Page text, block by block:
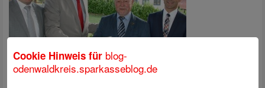
Cookie Hinweis für blog-
odenwaldkreis.sparkasseblog.de